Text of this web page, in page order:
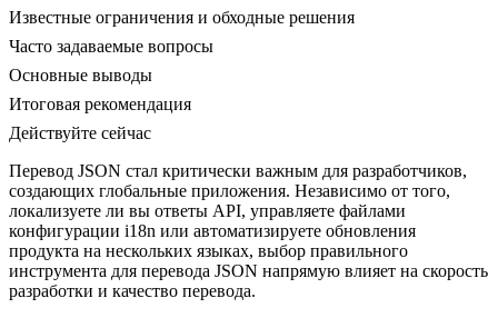
Известные ограничения и обходные решения
Часто задаваемые вопросы
Основные выводы
Итоговая рекомендация
Действуйте сейчас
Перевод JSON стал критически важным для разработчиков,
создающих глобальные приложения. Независимо от того,
локализуете ли вы ответы API, управляете файлами
конфигурации i18n или автоматизируете обновления
продукта на нескольких языках, выбор правильного
инструмента для перевода JSON напрямую влияет на скорость
разработки и качество перевода.